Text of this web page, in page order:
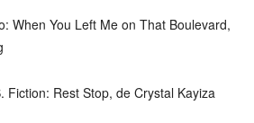
When You Left Me on That Boulevard,
Fiction: Rest Stop, de Crystal Kayiza